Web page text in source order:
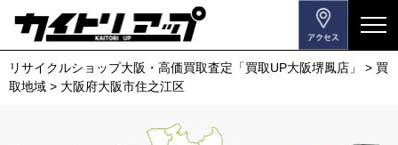
メ
ニ
ュ
リサイクルショップ大阪・高価買取査定「買取UP大阪堺鳳店」 > 買
取地域 > 大阪府大阪市住之江区